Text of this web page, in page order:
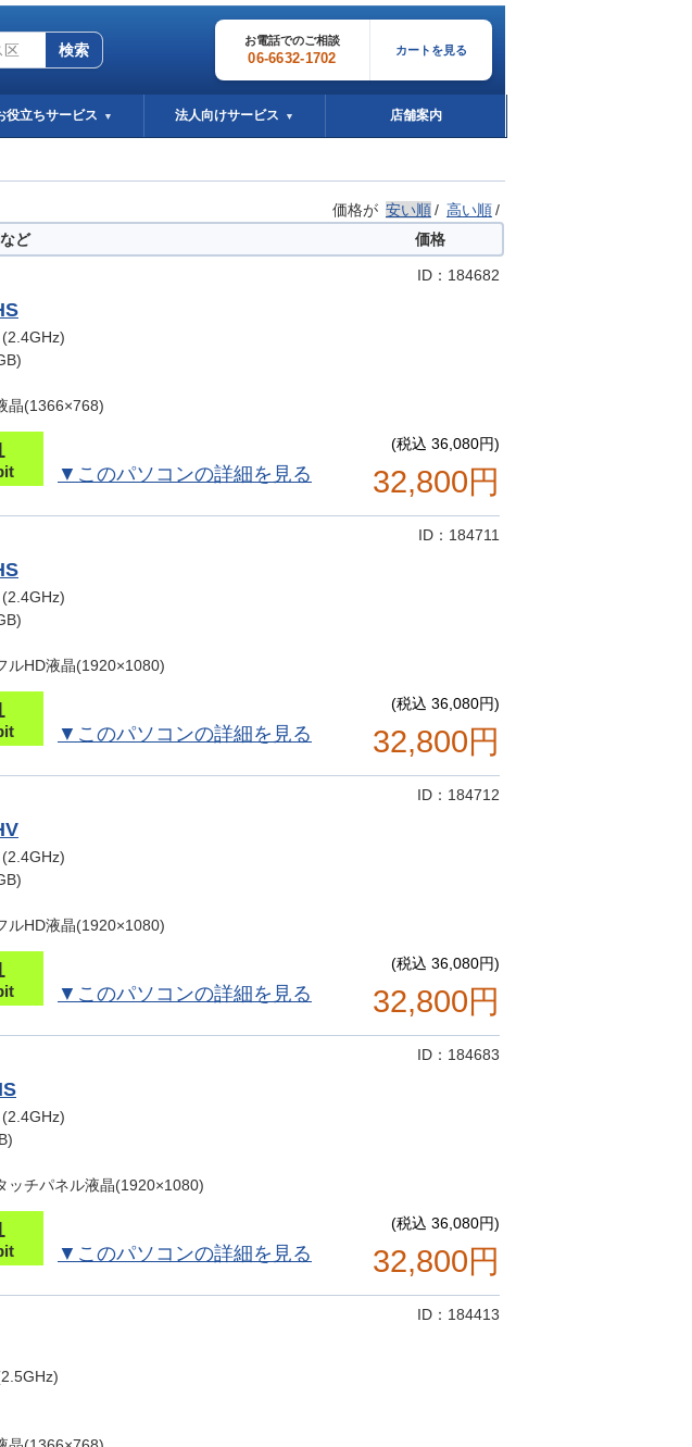
検索
お電話でのご相談
06-6632-1702 カートを見る
役立ちサービス ▼ 法人向けサービス ▼ 店舗案内
価格が 安い順/ 高い順/
ど 価格
ID：184682
晶(1366×768)
▼このパソコンの詳細を見る
(税込 36,080円)
32,800円
ID：184711
ルHD液晶(1920×1080)
▼このパソコンの詳細を見る
(税込 36,080円)
32,800円
ID：184712
ルHD液晶(1920×1080)
▼このパソコンの詳細を見る
(税込 36,080円)
32,800円
ID：184683
ッチパネル液晶(1920×1080)
▼このパソコンの詳細を見る
(税込 36,080円)
32,800円
ID：184413